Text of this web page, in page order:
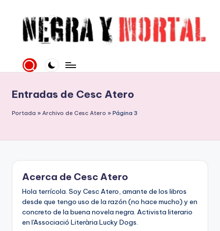
contenido
e
r
a
rt
al
literaria
la
Novela
mucho
Entradas de Cesc Atero
Portada » Archivo de Cesc Atero » Página 3
Acerca de Cesc Atero
Hola terrícola. Soy Cesc Atero, amante de los libros
desde que tengo uso de la razón (no hace mucho) y en
concreto de la buena novela negra. Activista literario
en l'Associació Literària Lucky Dogs.